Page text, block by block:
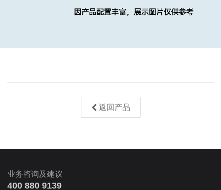
返回产品
业务咨询及建议
400 880 9139